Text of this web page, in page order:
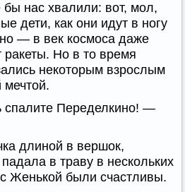
бы нас хвалили: вот, мол,
дети, как они идут в ногу
— в век космоса даже
ракеты. Но в то время
некоторым взрослым
Переделкино! —
длиной в вершок,
в траву в нескольких
Женькой были счастливы.